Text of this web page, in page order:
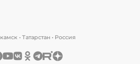
• Татарстан • Россия